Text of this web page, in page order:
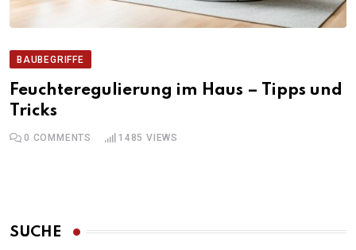
BAUBEGRIFFE
Feuchteregulierung im Haus – Tipps und
Tricks
0 COMMENTS 1485 VIEWS
SUCHE